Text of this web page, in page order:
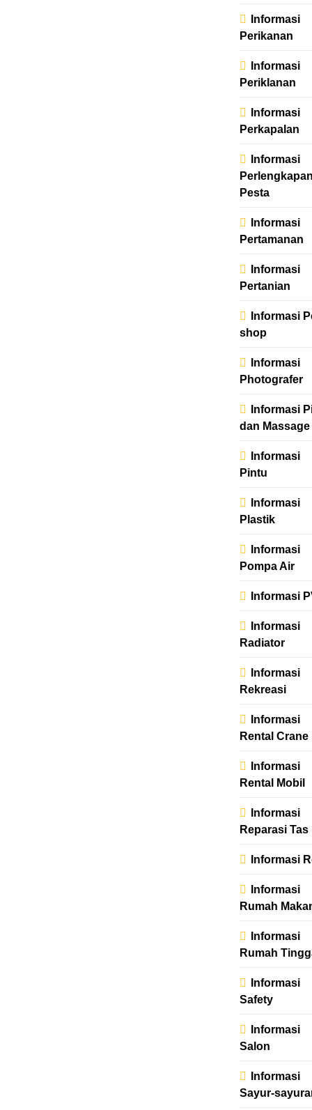
Informasi
Perikanan
Informasi
Periklanan
Informasi
Perkapalan
Informasi
Pesta
Informasi
Pertamanan
Informasi
Pertanian
Informasi
shop
Informasi
Photografer
Informasi
dan Massage
Informasi
Pintu
Informasi
Plastik
Informasi
Pompa Air
Informasi
Informasi
Radiator
Informasi
Rekreasi
Informasi
Rental Crane
Informasi
Rental Mobil
Informasi
Reparasi Tas
Informasi
Informasi
Rumah
Informasi
Rumah
Informasi
Safety
Informasi
Salon
Informasi
Sayur-